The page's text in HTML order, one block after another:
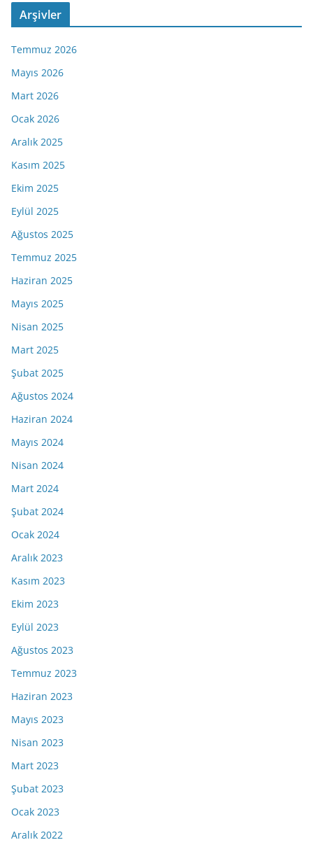
Arşivler
Temmuz 2026
Mayıs 2026
Mart 2026
Ocak 2026
Aralık 2025
Kasım 2025
Ekim 2025
Eylül 2025
Ağustos 2025
Temmuz 2025
Haziran 2025
Mayıs 2025
Nisan 2025
Mart 2025
Şubat 2025
Ağustos 2024
Haziran 2024
Mayıs 2024
Nisan 2024
Mart 2024
Şubat 2024
Ocak 2024
Aralık 2023
Kasım 2023
Ekim 2023
Eylül 2023
Ağustos 2023
Temmuz 2023
Haziran 2023
Mayıs 2023
Nisan 2023
Mart 2023
Şubat 2023
Ocak 2023
Aralık 2022